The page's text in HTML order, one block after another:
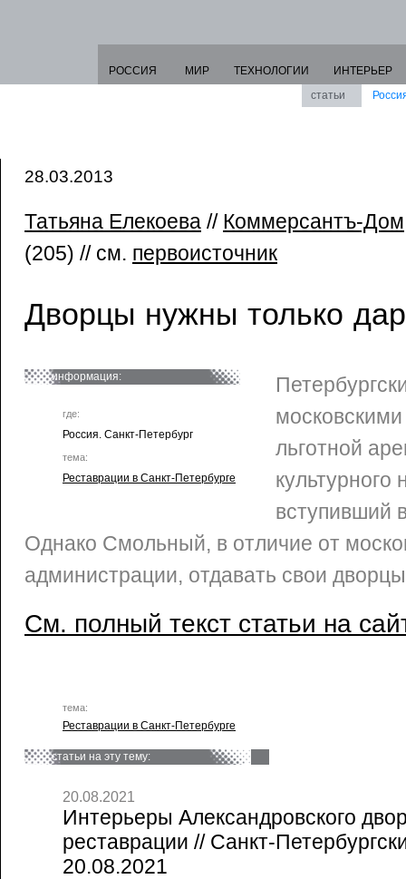
РОССИЯ МИР ТЕХНОЛОГИИ
ИНТЕРЬЕР
статьи
28.03.2013
Татьяна Елекоева // Коммерсантъ-Дом
(205) // см. первоисточник
Дворцы нужны только
информация:
где:
Россия. Санкт-Петербург
тема:
Реставрации в Санкт-Петербурге
льготной
культурного
вступивший
Однако Смольный, в отличие от
администрации, отдавать свои
См. полный текст статьи на
тема:
Реставрации в Санкт-Петербурге
статьи на эту тему:
20.08.2021
Интерьеры Александровского
реставрации // Санкт-
20.08.2021